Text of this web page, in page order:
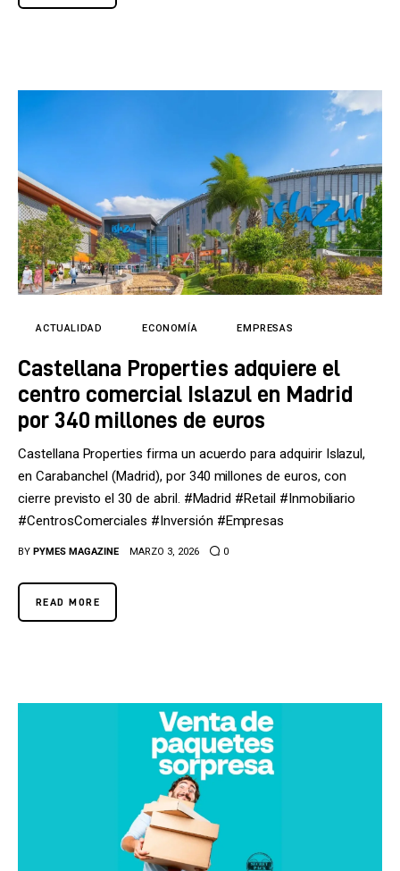
ACTUALIDAD ECONOMÍA EMPRESAS
Castellana Properties adquiere el
centro comercial Islazul en Madrid
por 340 millones de euros
Castellana Properties firma un acuerdo para adquirir Islazul,
en Carabanchel (Madrid), por 340 millones de euros, con
cierre previsto el 30 de abril. #Madrid #Retail #Inmobiliario
#CentrosComerciales #Inversión #Empresas
BY PYMES MAGAZINE MARZO 3, 2026 0
READ MORE